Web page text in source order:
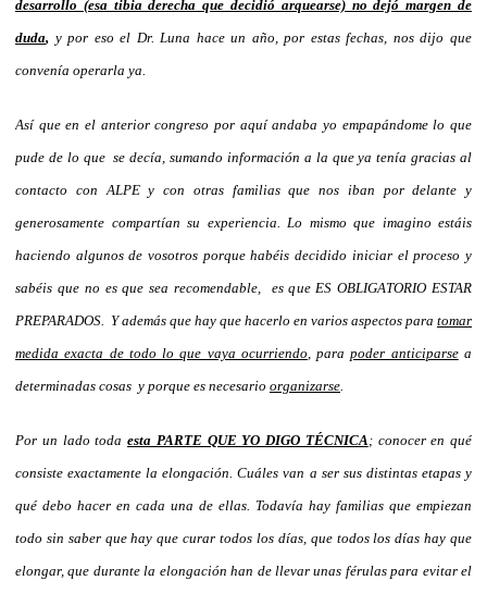
desarrollo (esa tibia derecha que decidió arquearse) no dejó margen de
duda, y por eso el Dr. Luna hace un año, por estas fechas, nos dijo que
convenía operarla ya.
Así que en el anterior congreso por aquí andaba yo empapándome lo que
pude de lo que se decía, sumando información a la que ya tenía gracias al
contacto con ALPE y con otras familias que nos iban por delante y
generosamente compartían su experiencia. Lo mismo que imagino estáis
haciendo algunos de vosotros porque habéis decidido iniciar el proceso y
sabéis que no es que sea recomendable, es que ES OBLIGATORIO ESTAR
PREPARADOS. Y además que hay que hacerlo en varios aspectos para tomar
medida exacta de todo lo que vaya ocurriendo , parapoder anticiparsea
determinadas cosas y porque es necesario organizarse
Por un lado toda esta PARTE QUE YO DIGO TÉCNICA ; conocer en qué
consiste exactamente la elongación. Cuáles van a ser sus distintas etapas y
qué debo hacer en cada una de ellas. Todavía hay familias que empiezan
todo sin saber que hay que curar todos los días, que todos los días hay que
elongar, que durante la elongación han de llevar unas férulas para evitar el